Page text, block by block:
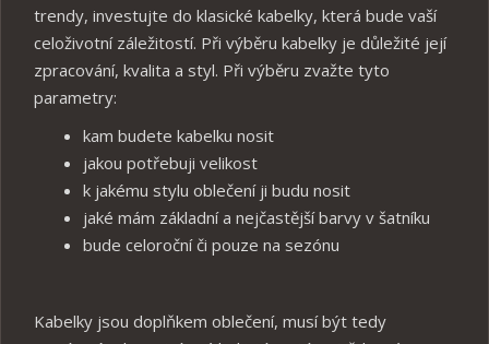
trendy, investujte do klasické kabelky, která bude vaší
celoživotní záležitostí. Při výběru kabelky je důležité její
zpracování, kvalita a styl. Při výběru zvažte tyto
parametry:
kam budete kabelku nosit
jakou potřebuji velikost
k jakému stylu oblečení ji budu nosit
jaké mám základní a nejčastější barvy v šatníku
bude celoroční či pouze na sezónu
Kabelky jsou doplňkem oblečení, musí být tedy